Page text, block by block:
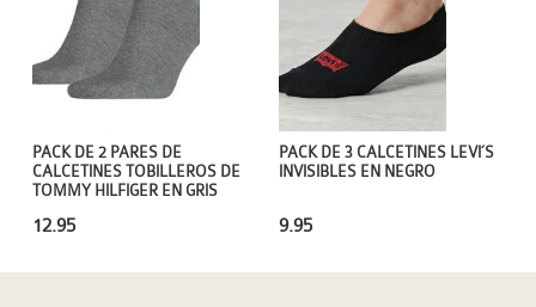
PACK DE 3 CALCETINES LEVI´S
INVISIBLES EN NEGRO
9.95
PACK DE 2 PARES DE
CALCETINES TOBILLEROS DE
TOMMY HILFIGER EN GRIS
12.95